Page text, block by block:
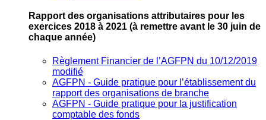
Rapport des organisations attributaires pour les
exercices 2018 à 2021 (à remettre avant le 30 juin de
chaque année)
Règlement Financier de l’AGFPN du 10/12/2019
modifié
AGFPN ‐ Guide pratique pour l’établissement du
rapport des organisations de branche
AGFPN ‐ Guide pratique pour la justification
comptable des fonds